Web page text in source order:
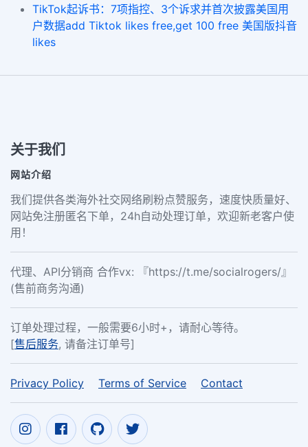
TikTok起诉书：7项指控、3个诉求并首次披露美国用
户数据add Tiktok likes free,get 100 free 美国版抖音
likes
关于我们
网站介绍
我们提供各类海外社交网络刷粉点赞服务，速度快质量好、
网站免注册匿名下单，24h自动处理订单，欢迎新老客户使
用！
代理、API分销商 合作vx: 『https://t.me/socialrogers/』
(售前商务沟通)
订单处理过程，一般需要6小时+，请耐心等待。
[售后服务, 请备注订单号]
Privacy Policy Terms of Service Contact